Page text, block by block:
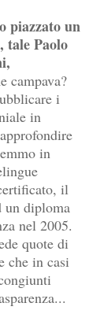
piazzato un
tale Paolo
campava?
i
in
in
il
diploma
nel 2005.
quote di
che in casi